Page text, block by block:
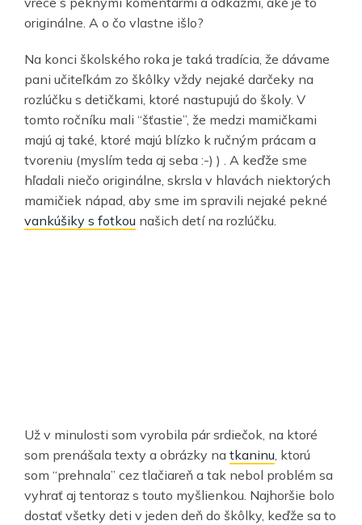
originálne. A o čo vlastne išlo?
Na konci školského roka je taká tradícia, že dávame
pani učiteľkám zo škôlky vždy nejaké darčeky na
rozlúčku s detičkami, ktoré nastupujú do školy. V
tomto ročníku mali “šťastie”, že medzi mamičkami
majú aj také, ktoré majú blízko k ručným prácam a
tvoreniu (myslím teda aj seba :-) ) . A keďže sme
hľadali niečo originálne, skrsla v hlavách niektorých
mamičiek nápad, aby sme im spravili nejaké pekné
vankúšiky s fotkou našich detí na rozlúčku.
Už v minulosti som vyrobila pár srdiečok, na ktoré
som prenášala texty a obrázky na tkaninu, ktorú
som “prehnala” cez tlačiareň a tak nebol problém sa
vyhrať aj tentoraz s touto myšlienkou. Najhoršie bolo
dostať všetky deti v jeden deň do škôlky, keďže sa to